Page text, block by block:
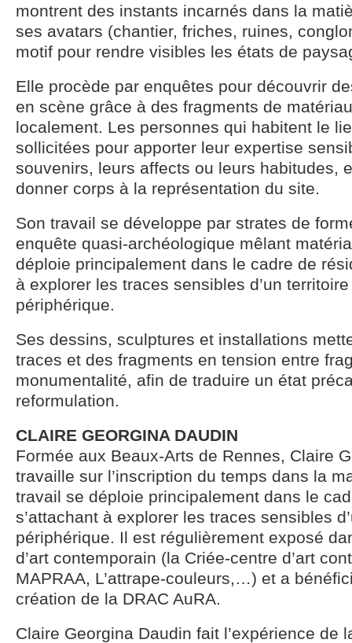
montrent des instants incarnés dans la
ses avatars (chantier, friches, ruines,
motif pour rendre visibles les états de
Elle procède par enquêtes pour découvrir
en scène grâce à des fragments de
localement. Les personnes qui habitent le
sollicitées pour apporter leur expertise
souvenirs, leurs affects ou leurs habitudes,
donner corps à la représentation du site.
Son travail se développe par strates de
enquête quasi-archéologique mêlant
déploie principalement dans le cadre de
à explorer les traces sensibles d’un
périphérique.
Ses dessins, sculptures et installations
traces et des fragments en tension entre
monumentalité, afin de traduire un état
reformulation.
CLAIRE GEORGINA DAUDIN
Formée aux Beaux-Arts de Rennes, Claire
travaille sur l’inscription du temps dans la
travail se déploie principalement dans le
s’attachant à explorer les traces sensibles
périphérique. Il est régulièrement exposé
d’art contemporain (la Criée-centre d’art
MAPRAA, L’attrape-couleurs,…) et a
création de la DRAC AuRA.
Claire Georgina Daudin fait l’expérience de